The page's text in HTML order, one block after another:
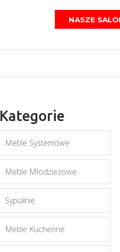
NASZE
Kategorie
Meble Systemowe
Meble Młodzieżowe
Sypialnie
Meble Kuchenne